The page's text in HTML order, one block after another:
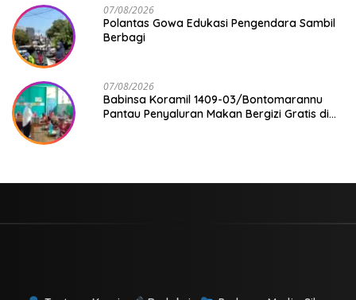
07/08/2026
Polantas Gowa Edukasi Pengendara Sambil
Berbagi
07/08/2026
Babinsa Koramil 1409-03/Bontomarannu
Pantau Penyaluran Makan Bergizi Gratis di